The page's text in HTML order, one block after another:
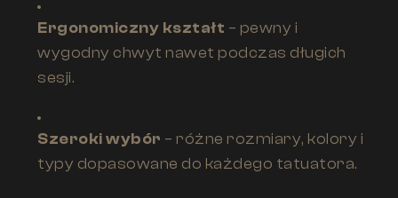
Ergonomiczny kształt – pewny i
wygodny chwyt nawet podczas długich
sesji.
Szeroki wybór – różne rozmiary, kolory i
typy dopasowane do każdego tatuatora.